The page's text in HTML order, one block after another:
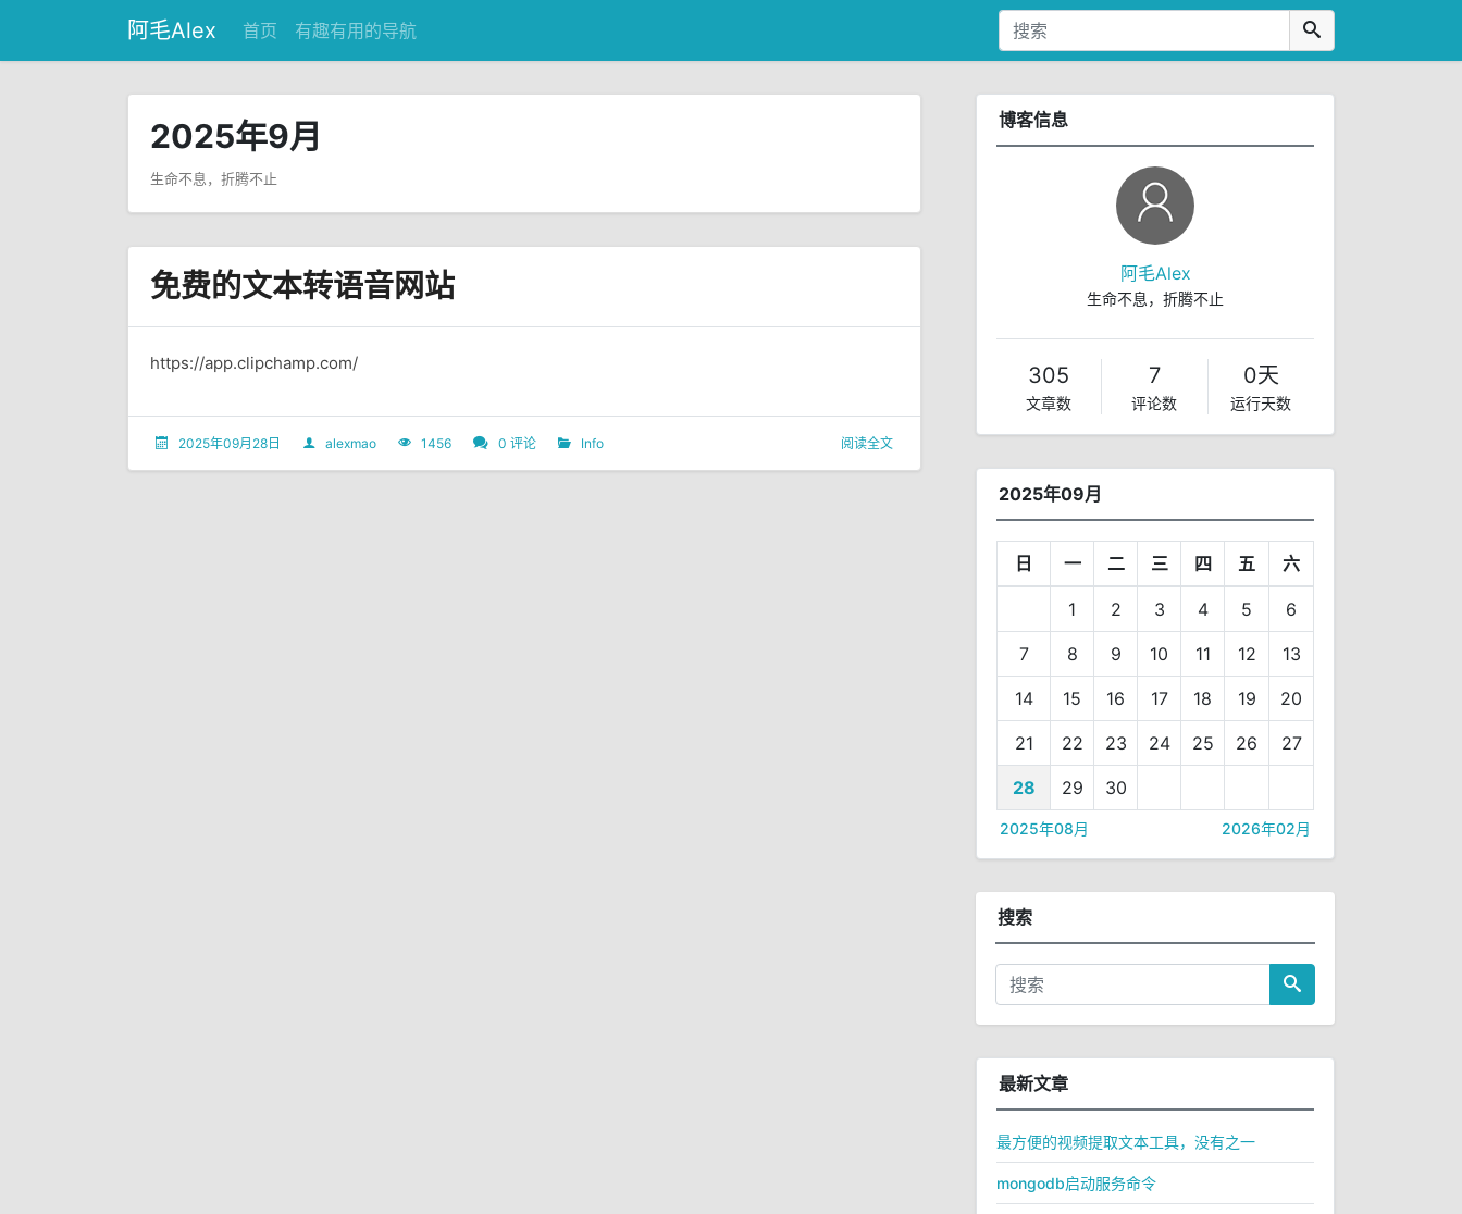
阿毛Alex 首页 有趣有用的导航
2025年9月
生命不息，折腾不止
免费的文本转语音网站
https://app.clipchamp.com/
2025年09月28日 alexmao 1456 0 评论 Info 阅读全文
博客信息
阿毛Alex
生命不息，折腾不止
305
文章数
7
评论数
0天
运行天数
2025年09月
日 一 二 三 四 五 六
1 2 3 4 5 6
7 8 9 10 11 12 13
14 15 16 17 18 19 20
21 22 23 24 25 26 27
28 29 30
2025年08月 2026年02月
搜索
最新文章
最方便的视频提取文本工具，没有之一
mongodb启动服务命令